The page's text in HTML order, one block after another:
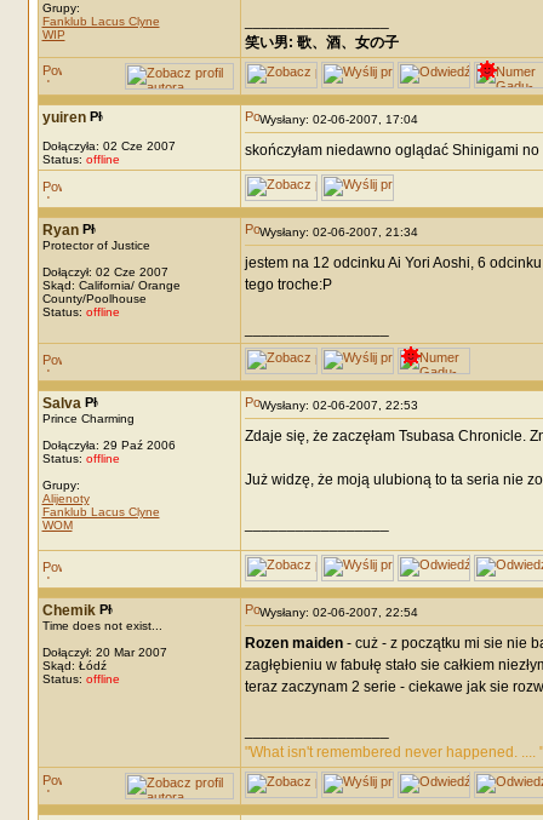
Grupy:
Fanklub Lacus Clyne
WIP
笑い男: 歌、酒、女の子 DRM:
yuiren
Dołączyła: 02 Cze 2007
Status: offline
Wysłany: 02-06-2007, 17:04
skończyłam niedawno oglądać Shinigami
Ryan
Protector of Justice
Dołączył: 02 Cze 2007
Skąd: California/ Orange
County/Poolhouse
Status: offline
Wysłany: 02-06-2007, 21:34
jestem na 12 odcinku Ai Yori Aoshi, 6
tego troche:P
Salva
Prince Charming
Dołączyła: 29 Paź 2006
Status: offline
Grupy:
Alijenoty
Fanklub Lacus Clyne
WOM
Wysłany: 02-06-2007, 22:53
Zdaje się, że zaczęłam Tsubasa Chronicle.
Już widzę, że moją ulubioną to ta seria nie
Chemik
Time does not exist...
Dołączył: 20 Mar 2007
Skąd: Łódź
Status: offline
Wysłany: 02-06-2007, 22:54
Rozen maiden- cuż - z początku mi sie nie
zagłębieniu w fabułę stało sie całkiem
teraz zaczynam 2 serie - ciekawe jak sie
"What isn't remembered never happened. .... "